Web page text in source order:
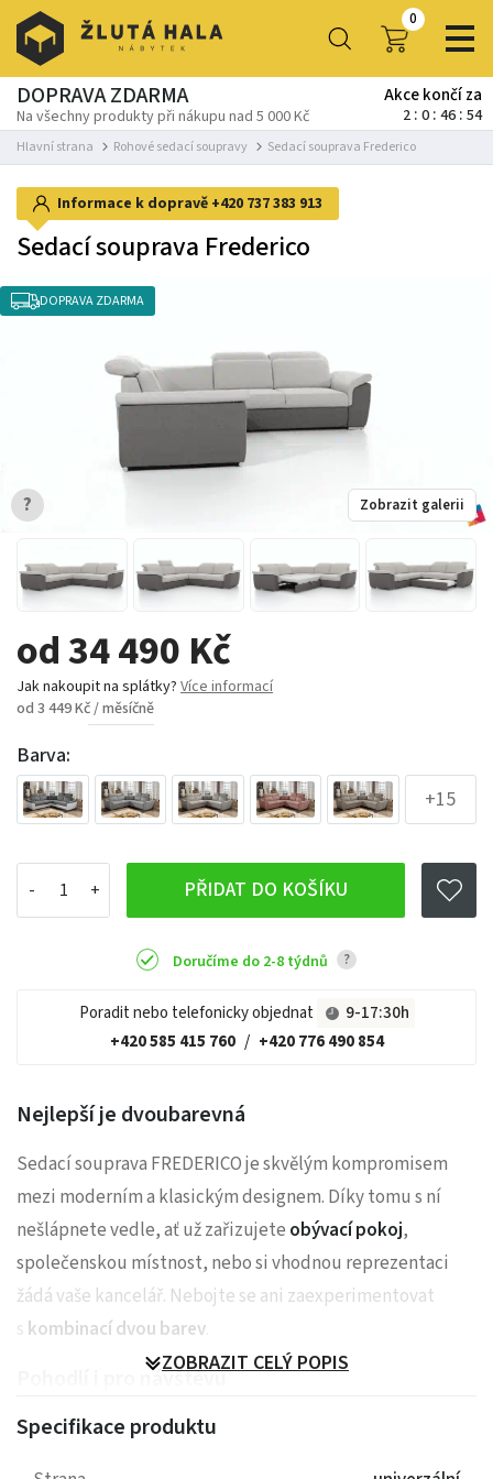
0
DOPRAVA ZDARMA
Na všechny produkty při nákupu nad 5 000 Kč
Akce končí za
2 0 46 54
Hlavní strana Rohové sedací soupravy Sedací souprava Frederico
od 34 490 Kč
Jak nakoupit na splátky? Více informací
od 3 449 Kč / měsíčně
Barva:
+15
PŘIDAT DO KOŠÍKU
Doručíme do 2-8 týdnů ?
Poradit nebo telefonicky objednat
9-17:30h
+420 585 415 760 / +420 776 490 854
Informace k dopravě +420 737 383 913
Sedací souprava Frederico
DOPRAVA ZDARMA
Zobrazit galerii
?
Nejlepší je dvoubarevná
Sedací souprava FREDERICO je skvělým kompromisem
mezi moderním a klasickým designem. Díky tomu s ní
nešlápnete vedle, ať už zařizujete obývací pokoj,
společenskou místnost, nebo si vhodnou reprezentaci
žádá vaše kancelář. Nebojte se ani zaexperimentovat
s kombinací dvou barev
Pohodlí i pro návštěvu
Pro nekonečně bezproblémové sezení u filmu nebo při
ZOBRAZIT CELÝ POPIS
Specifikace produktu